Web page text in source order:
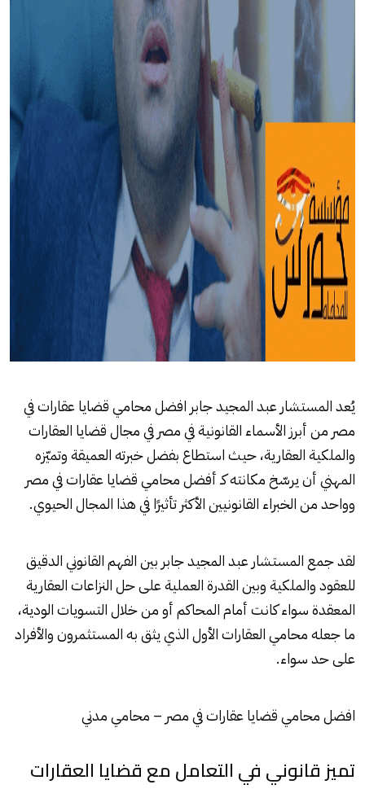
يُعد المستشار عبد المجيد جابر افضل محامي قضايا عقارات في
مصر من أبرز الأسماء القانونية في مصر في مجال قضايا العقارات
والملكية العقارية، حيث استطاع بفضل خبرته العميقة وتميّزه
المهني أن يرسّخ مكانته كـ أفضل محامي قضايا عقارات في مصر
وواحد من الخبراء القانونيين الأكثر تأثيرًا في هذا المجال الحيوي.
لقد جمع المستشار عبد المجيد جابر بين الفهم القانوني الدقيق
للعقود والملكية وبين القدرة العملية على حل النزاعات العقارية
المعقدة سواء كانت أمام المحاكم أو من خلال التسويات الودية،
ما جعله محامي العقارات الأول الذي يثق به المستثمرون والأفراد
على حد سواء.
افضل محامي قضايا عقارات في مصر – محامي مدني
تميز قانوني في التعامل مع قضايا العقارات